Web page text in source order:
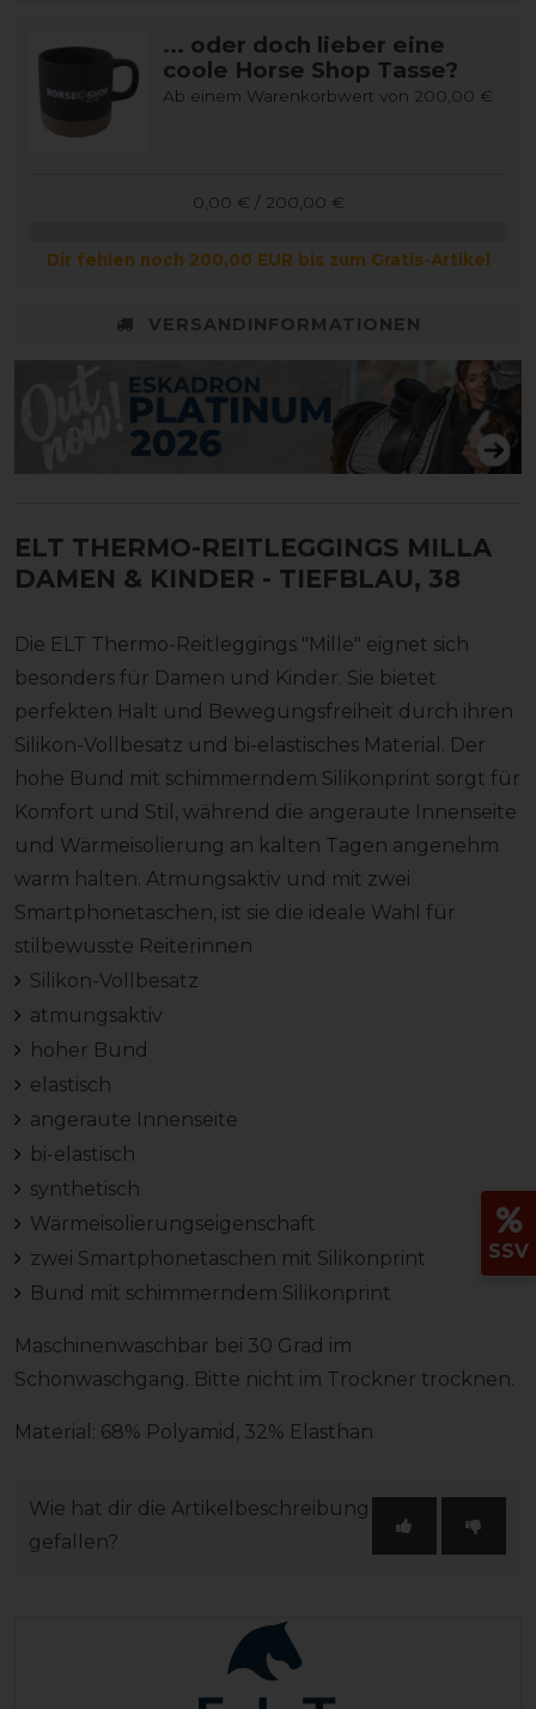
... oder doch lieber eine
coole Horse Shop Tasse?
Ab einem Warenkorbwert von 200,00 €
0,00 € / 200,00 €
Dir fehlen noch 200,00 EUR bis zum Gratis-Artikel
VERSANDINFORMATIONEN
ELT THERMO-REITLEGGINGS MILLA
DAMEN & KINDER - TIEFBLAU, 38
Die ELT Thermo-Reitleggings "Mille" eignet sich
besonders für Damen und Kinder. Sie bietet
perfekten Halt und Bewegungsfreiheit durch ihren
Silikon-Vollbesatz und bi-elastisches Material. Der
hohe Bund mit schimmerndem Silikonprint sorgt für
Komfort und Stil, während die angeraute Innenseite
und Wärmeisolierung an kalten Tagen angenehm
warm halten. Atmungsaktiv und mit zwei
Smartphonetaschen, ist sie die ideale Wahl für
stilbewusste Reiterinnen
Silikon-Vollbesatz
atmungsaktiv
hoher Bund
elastisch
angeraute Innenseite
bi-elastisch
synthetisch
Wärmeisolierungseigenschaft
zwei Smartphonetaschen mit Silikonprint
Bund mit schimmerndem Silikonprint
Maschinenwaschbar bei 30 Grad im
Schonwaschgang. Bitte nicht im Trockner trocknen.
Material: 68% Polyamid, 32% Elasthan
Wie hat dir die Artikelbeschreibung
gefallen?
SSV